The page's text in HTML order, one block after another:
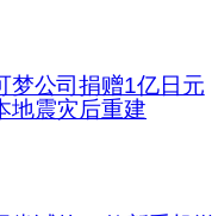
梦公司捐赠1亿日元
地震灾后重建